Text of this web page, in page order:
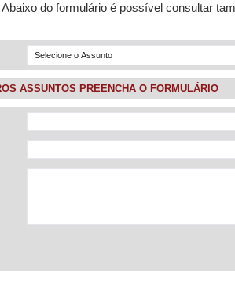
Abaixo do formulário é possível consultar